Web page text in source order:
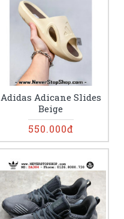
Adidas Adicane Slides
Beige
550.000đ